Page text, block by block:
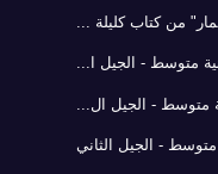
من كتاب كليلة ...
متوسط - الجيل ا...
- الجيل ال...
- الجيل الثاني